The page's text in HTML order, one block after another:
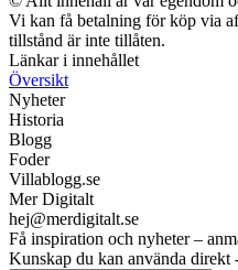
Vi kan få betalning för köp via
tillstånd är inte tillåten.
Länkar i innehållet
Översikt
Nyheter
Historia
Blogg
Foder
Villablogg.se
Mer Digitalt
hej@merdigitalt.se
Få inspiration och nyheter –
Kunskap du kan använda